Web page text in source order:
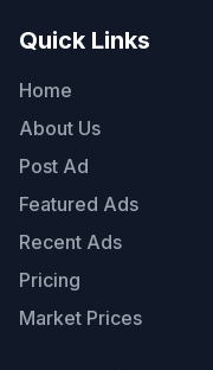
Quick Links
Home
About Us
Post Ad
Featured Ads
Recent Ads
Pricing
Market Prices